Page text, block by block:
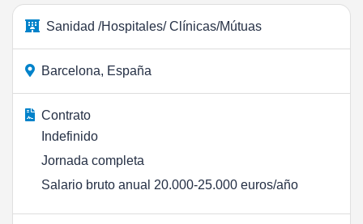
Sanidad /Hospitales/ Clínicas/Mútuas
Barcelona, España
Contrato
Indefinido
Jornada completa
Salario bruto anual 20.000-25.000 euros/año